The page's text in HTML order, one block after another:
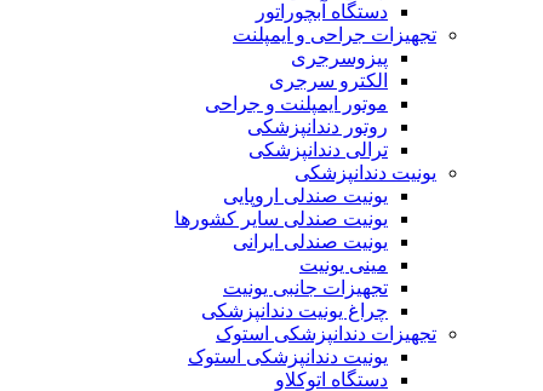
دستگاه آبچوراتور
تجهیزات جراحی و ایمپلنت
پیزوسرجری
الکترو سرجری
موتور ایمپلنت و جراحی
روتور دندانپزشکی
ترالی دندانپزشکی
یونیت دندانپزشکی
یونیت صندلی اروپایی
یونیت صندلی سایر کشورها
یونیت صندلی ایرانی
مینی یونیت
تجهیزات جانبی یونیت
چراغ یونیت دندانپزشکی
تجهیزات دندانپزشکی استوک
یونیت دندانپزشکی استوک
دستگاه اتوکلاو